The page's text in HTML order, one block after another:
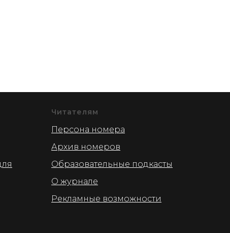
Читателям
Персона номера
Архив номеров
Образовательные подкасты
О журнале
Рекламные возможности